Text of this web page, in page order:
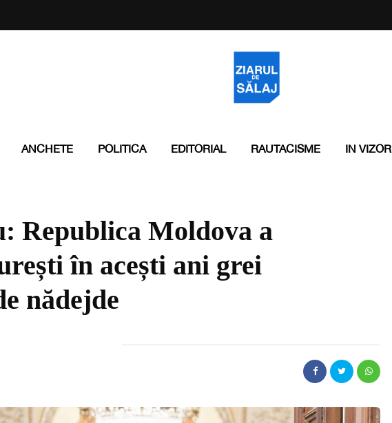
ANCHETE POLITICA EDITORIAL RAUTACISME IN VIZOR
Republica Moldova a
în acești ani grei
nădejde